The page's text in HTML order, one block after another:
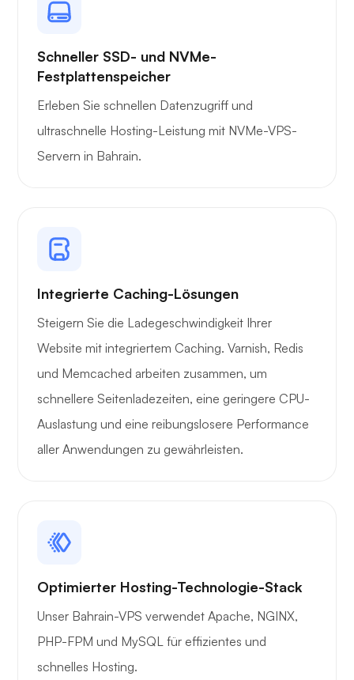
Schneller SSD- und NVMe-
Festplattenspeicher
Erleben Sie schnellen Datenzugriff und
ultraschnelle Hosting-Leistung mit NVMe-VPS-
Servern in Bahrain.
Integrierte Caching-Lösungen
Steigern Sie die Ladegeschwindigkeit Ihrer
Website mit integriertem Caching. Varnish, Redis
und Memcached arbeiten zusammen, um
schnellere Seitenladezeiten, eine geringere CPU-
Auslastung und eine reibungslosere Performance
aller Anwendungen zu gewährleisten.
Optimierter Hosting-Technologie-Stack
Unser Bahrain-VPS verwendet Apache, NGINX,
PHP-FPM und MySQL für effizientes und
schnelles Hosting.